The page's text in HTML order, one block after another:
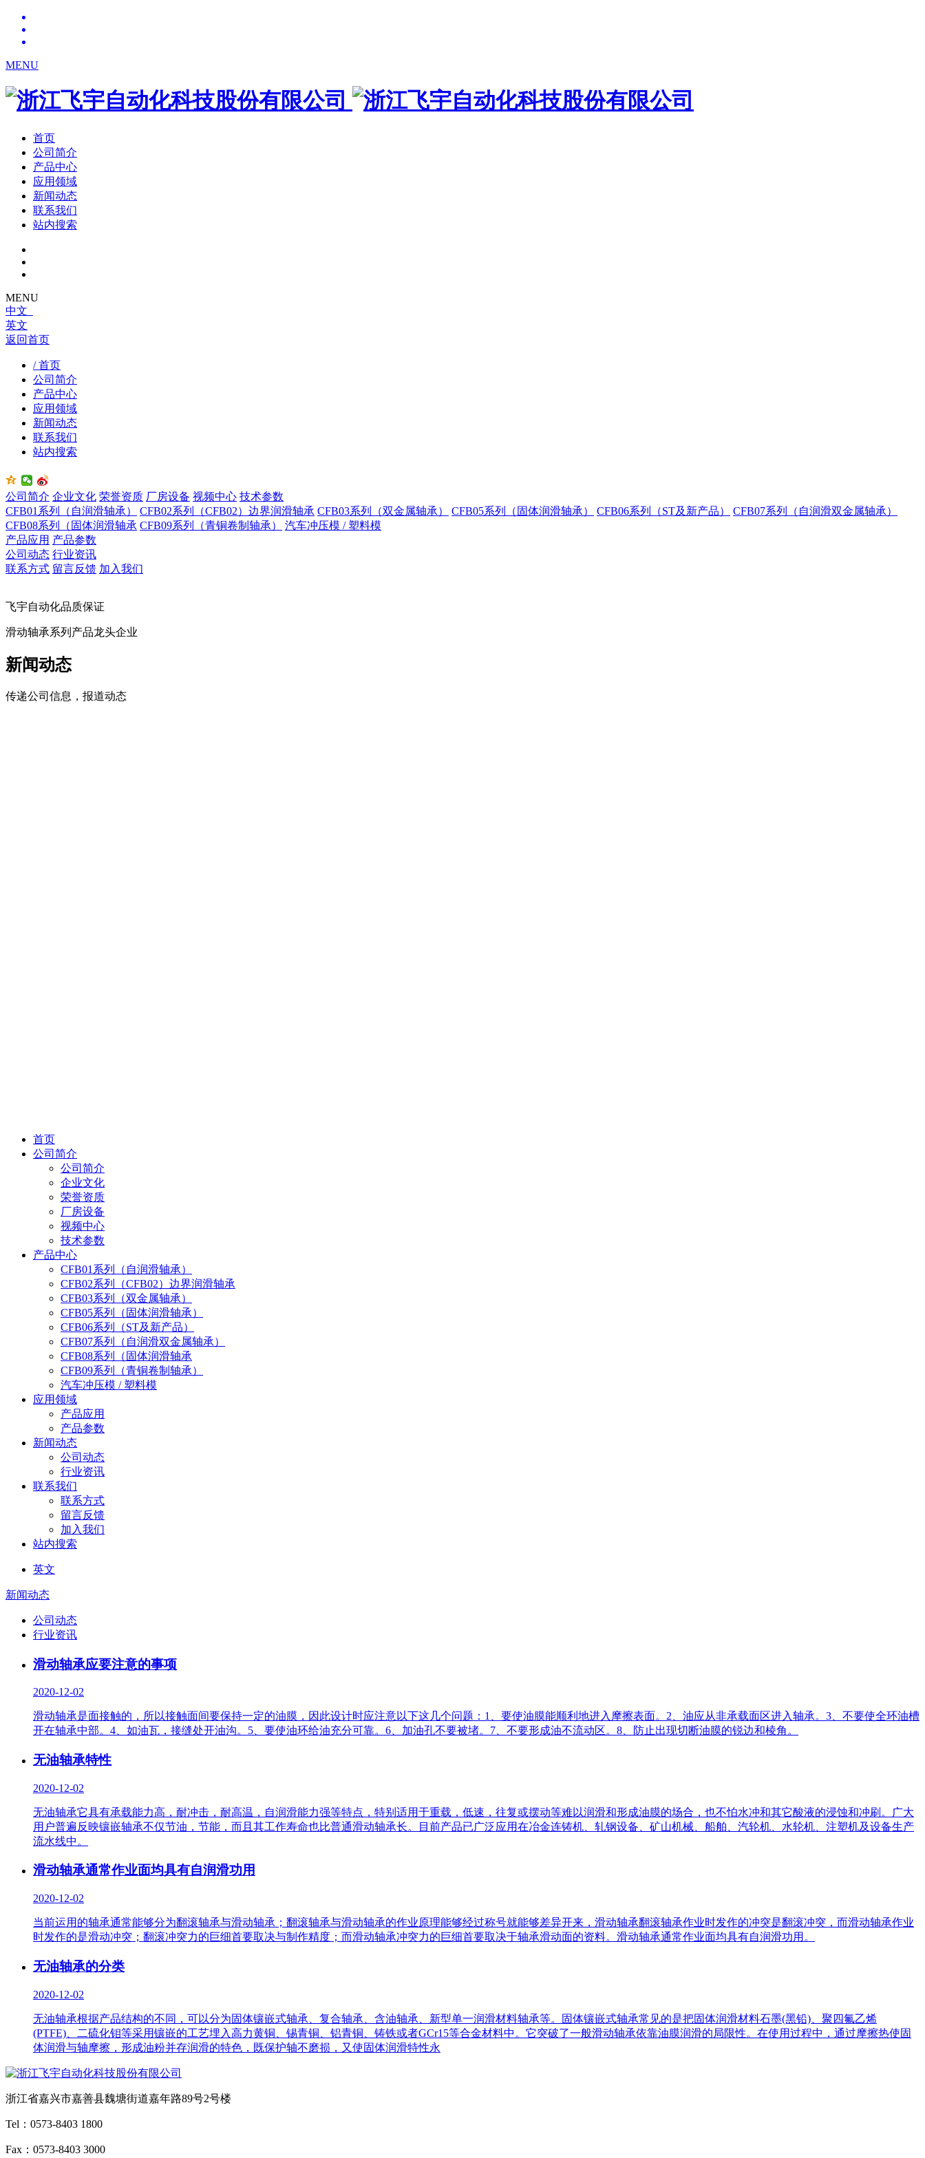
MENU
首页
公司简介
产品中心
应用领域
新闻动态
联系我们
站内搜索
MENU
中文
英文
返回首页
/ 首页
公司简介
产品中心
应用领域
新闻动态
联系我们
站内搜索
公司简介 企业文化 荣誉资质 厂房设备 视频中心 技术参数
CFB01系列（自润滑轴承）
CFB02系列（CFB02）边界润滑轴承 CFB03系列（双金属轴承） CFB05系列（固体润滑轴承） CFB06系列（ST及新产品）
CFB07系列（自润滑双金属轴承）
CFB08系列（固体润滑轴承 CFB09系列（青铜卷制轴承）
汽车冲压模 / 塑料模
产品应用 产品参数
公司动态 行业资讯
联系方式 留言反馈 加入我们
飞宇自动化品质保证
滑动轴承系列产品龙头企业
新闻动态
传递公司信息，报道动态
首页
公司简介
公司简介
企业文化
荣誉资质
厂房设备
视频中心
技术参数
产品中心
CFB01系列（自润滑轴承）
CFB02系列（CFB02）边界润滑轴承
CFB03系列（双金属轴承）
CFB05系列（固体润滑轴承）
CFB06系列（ST及新产品）
CFB07系列（自润滑双金属轴承）
CFB08系列（固体润滑轴承
CFB09系列（青铜卷制轴承）
汽车冲压模 / 塑料模
应用领域
产品应用
产品参数
新闻动态
公司动态
行业资讯
联系我们
联系方式
留言反馈
加入我们
站内搜索
英文
新闻动态
公司动态
行业资讯
滑动轴承应要注意的事项
2020-12-02
滑动轴承是面接触的，所以接触面间要保持一定的油膜，因此设计时应注意以下这几个问题：1、要使油膜能顺利地进入摩擦表面。2、油应从非承载面区进入轴承。3、不要使全环油槽
开在轴承中部。4、如油瓦，接缝处开油沟。5、要使油环给油充分可靠。6、加油孔不要被堵。7、不要形成油不流动区。8、防止出现切断油膜的锐边和棱角。
无油轴承特性
2020-12-02
无油轴承它具有承载能力高，耐冲击，耐高温，自润滑能力强等特点，特别适用于重载，低速，往复或摆动等难以润滑和形成油膜的场合，也不怕水冲和其它酸液的浸蚀和冲刷。广大
用户普遍反映镶嵌轴承不仅节油，节能，而且其工作寿命也比普通滑动轴承长。目前产品已广泛应用在冶金连铸机、轧钢设备、矿山机械、船舶、汽轮机、水轮机、注塑机及设备生产
流水线中。
滑动轴承通常作业面均具有自润滑功用
2020-12-02
当前运用的轴承通常能够分为翻滚轴承与滑动轴承；翻滚轴承与滑动轴承的作业原理能够经过称号就能够差异开来，滑动轴承翻滚轴承作业时发作的冲突是翻滚冲突，而滑动轴承作业
时发作的是滑动冲突；翻滚冲突力的巨细首要取决与制作精度；而滑动轴承冲突力的巨细首要取决于轴承滑动面的资料。滑动轴承通常作业面均具有自润滑功用。
无油轴承的分类
2020-12-02
无油轴承根据产品结构的不同，可以分为固体镶嵌式轴承、复合轴承、含油轴承、新型单一润滑材料轴承等。固体镶嵌式轴承常见的是把固体润滑材料石墨(黑铅)、聚四氟乙烯
(PTFE)、二硫化钼等采用镶嵌的工艺埋入高力黄铜、锡青铜、铝青铜、铸铁或者GCr15等合金材料中。它突破了一般滑动轴承依靠油膜润滑的局限性。在使用过程中，通过摩擦热使固
体润滑与轴摩擦，形成油粉并存润滑的特色，既保护轴不磨损，又使固体润滑特性永
浙江省嘉兴市嘉善县魏塘街道嘉年路89号2号楼
Tel：0573-8403 1800
Fax：0573-8403 3000